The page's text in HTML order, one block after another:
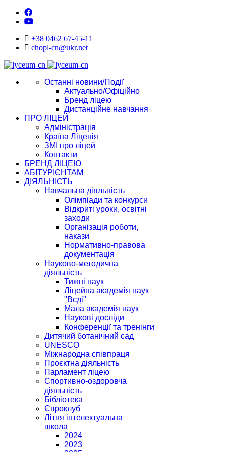
+38 0462 67-45-11
chopl-cn@ukr.net
Останні новини/Події
Актуально/Офіційно
Бренд ліцею
Дистанційне навчання
ПРО ЛІЦЕЙ
Адміністрація
Країна Ліценія
ЗМІ про ліцей
Контакти
БРЕНД ЛІЦЕЮ
АБІТУРІЄНТАМ
ДІЯЛЬНІСТЬ
Навчальна діяльність
Олімпіади та конкурси
Відкриті уроки, освітні
заходи
Організація роботи,
накази
Нормативно-правова
документація
Науково-методична
діяльність
Тижні наук
Ліцейна академія наук
"Вєді"
Мала академія наук
Наукові досліди
Конференції та тренінги
Дитячий ботанічний сад
UNESCO
Міжнародна співпраця
Проєктна діяльність
Парламент ліцею
Спортивно-оздоровча
діяльність
Бібліотека
Євроклуб
Літня інтелектуальна
школа
2024
2023